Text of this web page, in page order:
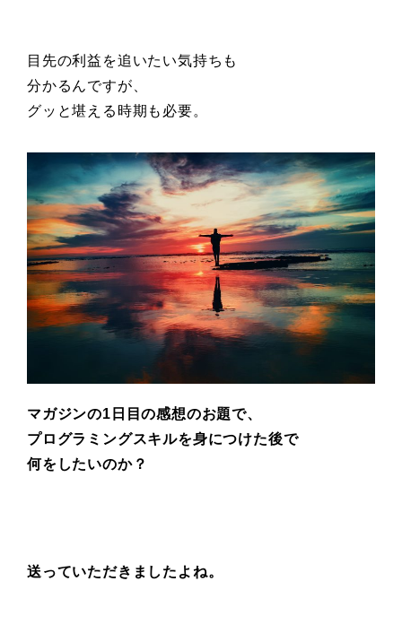
目先の利益を追いたい気持ちも
分かるんですが、
グッと堪える時期も必要。
マガジンの1日目の感想のお題で、
プログラミングスキルを身につけた後で
何をしたいのか？
送っていただきましたよね。